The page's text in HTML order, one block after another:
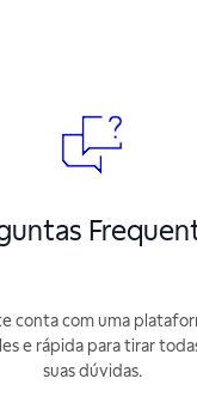
conta com uma
e rápida para tirar
suas dúvidas.